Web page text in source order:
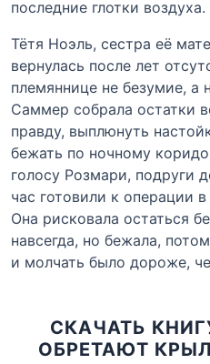
последние глотки воздуха.
Тётя Ноэль, сестра её
вернулась после лет
племяннице не безумие, а
Саммер собрала остатки
правду, выплюнуть
бежать по ночному
голосу Розмари, подруги
час готовили к операции
Она рисковала остаться
навсегда, но бежала,
и молчать было дороже,
СКАЧАТЬ
ОБРЕТАЮТ